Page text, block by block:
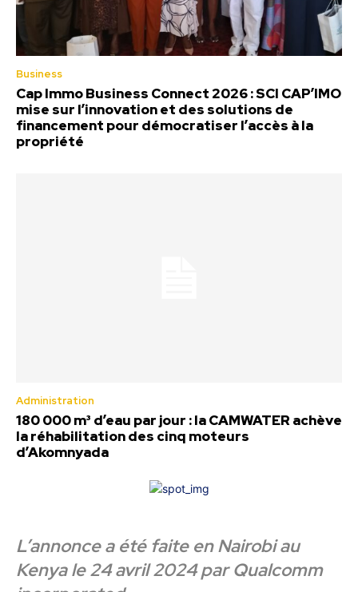
Business
Cap Immo Business Connect 2026 : SCI CAP’IMO
mise sur l’innovation et des solutions de
financement pour démocratiser l’accès à la
propriété
Administration
180 000 m³ d’eau par jour : la CAMWATER achève
la réhabilitation des cinq moteurs
d’Akomnyada
L’annonce a été faite en Nairobi au
Kenya le 24 avril 2024 par Qualcomm